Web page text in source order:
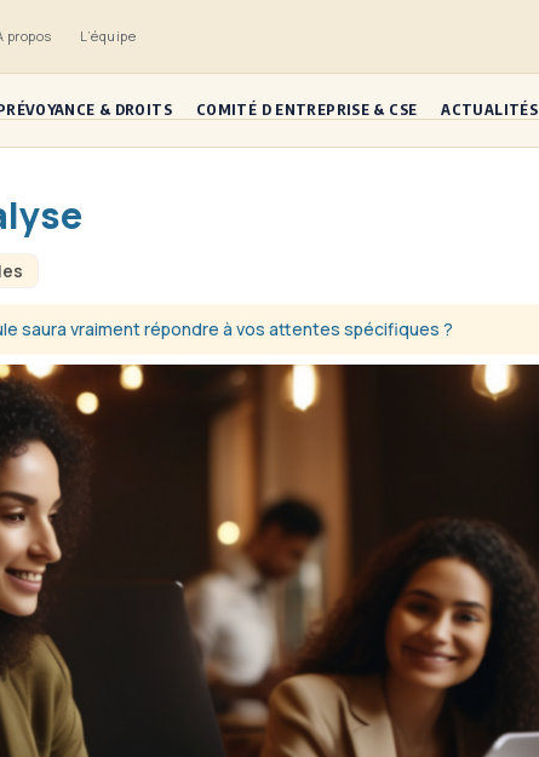
propos L’équipe
& DROITS COMITÉ D ENTREPRISE & CSE ACTUALITÉS
saura vraiment répondre à vos attentes spécifiques ?